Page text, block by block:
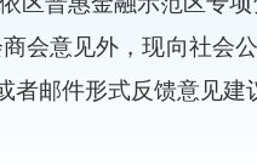
会意见外，现向社会
者邮件形式反馈意见建